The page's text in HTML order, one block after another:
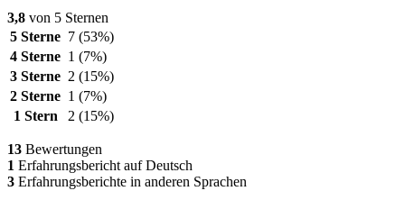
3,8 von 5 Sternen
5 Sterne 7 (53%)
4 Sterne 1 (7%)
3 Sterne 2 (15%)
2 Sterne 1 (7%)
1 Stern
2 (15%)
13 Bewertungen
1 Erfahrungsbericht auf Deutsch
3 Erfahrungsberichte in anderen Sprachen